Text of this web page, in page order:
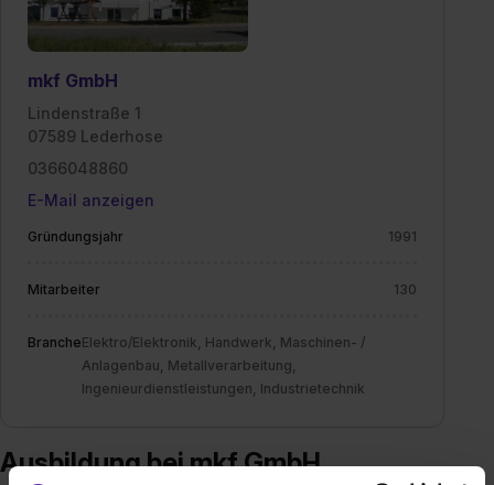
mkf GmbH
Lindenstraße 1
07589 Lederhose
0366048860
E-Mail anzeigen
Gründungsjahr 1991
Mitarbeiter 130
BrancheElektro/Elektronik, Handwerk, Maschinen- /
Anlagenbau, Metallverarbeitung,
Ingenieurdienstleistungen, Industrietechnik
Ausbildung bei mkf GmbH